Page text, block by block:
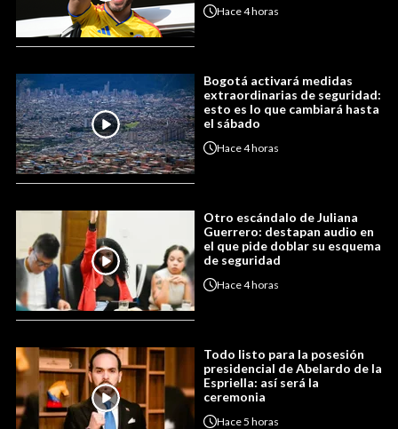
Hace4 horas
Bogotá activará medidas
extraordinarias de seguridad:
esto es lo que cambiará hasta
el sábado
Hace4 horas
Otro escándalo de Juliana
Guerrero: destapan audio en
el que pide doblar su esquema
de seguridad
Hace4 horas
Todo listo para la posesión
presidencial de Abelardo de la
Espriella: así será la
ceremonia
Hace5 horas